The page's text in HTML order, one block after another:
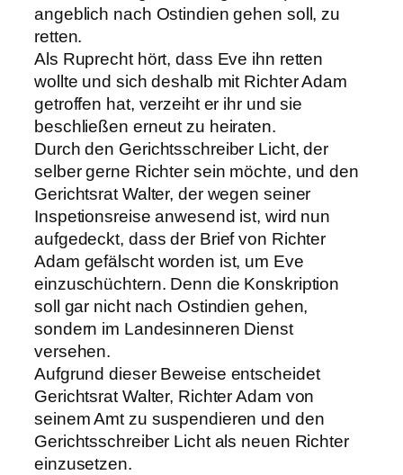
angeblich nach Ostindien gehen soll, zu
retten.
Als Ruprecht hört, dass Eve ihn retten
wollte und sich deshalb mit Richter Adam
getroffen hat, verzeiht er ihr und sie
beschließen erneut zu heiraten.
Durch den Gerichtsschreiber Licht, der
selber gerne Richter sein möchte, und den
Gerichtsrat Walter, der wegen seiner
Inspetionsreise anwesend ist, wird nun
aufgedeckt, dass der Brief von Richter
Adam gefälscht worden ist, um Eve
einzuschüchtern. Denn die Konskription
soll gar nicht nach Ostindien gehen,
sondern im Landesinneren Dienst
versehen.
Aufgrund dieser Beweise entscheidet
Gerichtsrat Walter, Richter Adam von
seinem Amt zu suspendieren und den
Gerichtsschreiber Licht als neuen Richter
einzusetzen.